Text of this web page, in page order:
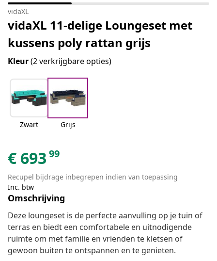
vidaXL
vidaXL 11-delige Loungeset met
kussens poly rattan grijs
Kleur(2 verkrijgbare opties)
Zwart Grijs
€ 693 99
Recupel bijdrage inbegrepen indien van toepassing
Inc. btw
Omschrijving
Deze loungeset is de perfecte aanvulling op je tuin of
terras en biedt een comfortabele en uitnodigende
ruimte om met familie en vrienden te kletsen of
gewoon buiten te ontspannen en te genieten.